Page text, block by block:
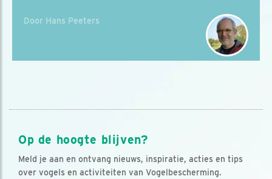
Door Hans Peeters
Op de hoogte blijven?
Meld je aan en ontvang nieuws, inspiratie, acties en tips
over vogels en activiteiten van Vogelbescherming.